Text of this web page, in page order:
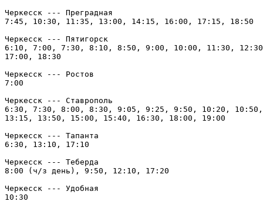
Черкесск --- Преградная
7:45, 10:30, 11:35, 13:00, 14:15, 16:00, 17:15, 18:50
Черкесск --- Пятигорск
6:10, 7:00, 7:30, 8:10, 8:50, 9:00, 10:00, 11:30,
17:00, 18:30
Черкесск --- Ростов
7:00
Черкесск --- Ставрополь
6:30, 7:30, 8:00, 8:30, 9:05, 9:25, 9:50, 10:20,
13:15, 13:50, 15:00, 15:40, 16:30, 18:00, 19:00
Черкесск --- Тапанта
6:30, 13:10, 17:10
Черкесск --- Теберда
8:00 (ч/з день), 9:50, 12:10, 17:20
Черкесск --- Удобная
10:30